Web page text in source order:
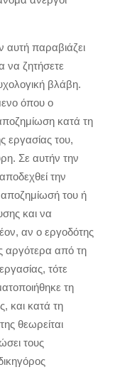
αυτή παραβιάζει
να ζητήσετε
βλάβη.
όπου ο
κατά τη
εργασίας του,
Σε αυτήν την
την
αποζημίωσή του ή
και να
αν ο εργοδότης
αργότερα από τη
τότε
τη
και κατά τη
θεωρείται
τους